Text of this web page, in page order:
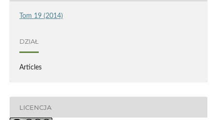
Tom 19 (2014)
DZIAŁ
Articles
LICENCJA